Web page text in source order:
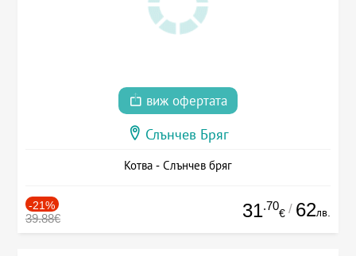
виж офертата
Слънчев Бряг
Котва - Слънчев бряг
-21%
39.88€ 31.70
€ / 62лв.